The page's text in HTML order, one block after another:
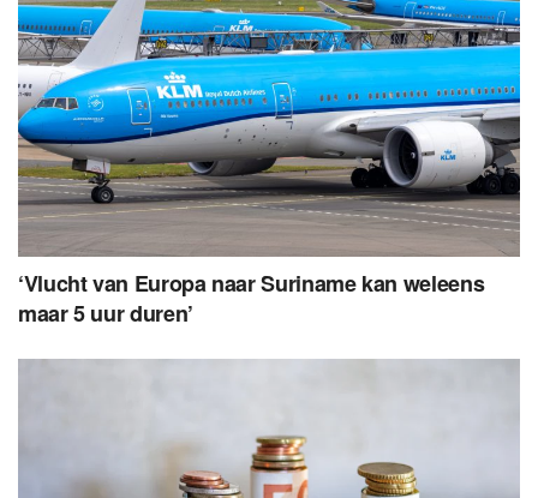
‘Vlucht van Europa naar Suriname kan weleens
maar 5 uur duren’